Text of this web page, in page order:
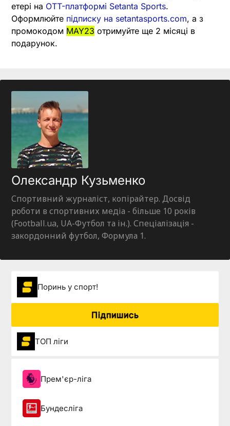
етері на OTT-платформі Setanta Sports.
Оформлюйте підписку на setantasports.com, а з
промокодом MAY23 отримуйте ще 2 місяці в
подарунок.
Олександр Кузьменко
Спортивний журналіст, копірайтер. Досвід
роботи в спортивних медіа - більше 10 років
(Football.ua, UA-Футбол та ін.). Спеціалізація -
закордонний футбол, Формула 1.
Поринь у спорт!
Підпишись
ТОП ліги
Прем'єр-ліга
Бундесліга